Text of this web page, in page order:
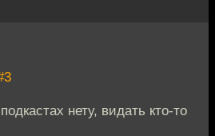
нету, видать кто-то